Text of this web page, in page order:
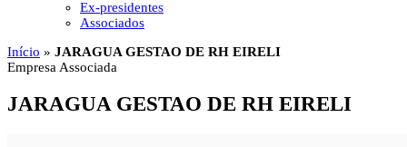
Ex-presidentes
Associados
Início » JARAGUA GESTAO DE RH EIRELI
Empresa Associada
JARAGUA GESTAO DE RH EIRELI